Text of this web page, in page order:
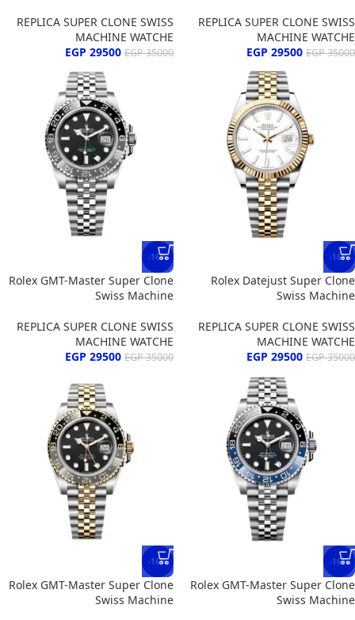
REPLICA SUPER CLONE SWISS
MACHINE WATCHE
EGP35000
EGP 29500
REPLICA SUPER CLONE SWISS
MACHINE WATCHE
EGP35000
EGP 29500
-16%
Rolex Datejust Super Clone
Swiss Machine
REPLICA SUPER CLONE SWISS
MACHINE WATCHE
EGP35000
EGP 29500
-16%
Rolex GMT-Master Super Clone
Swiss Machine
REPLICA SUPER CLONE SWISS
MACHINE WATCHE
EGP35000
EGP 29500
-16%
Rolex GMT-Master Super Clone
Swiss Machine
-16%
Rolex GMT-Master Super Clone
Swiss Machine